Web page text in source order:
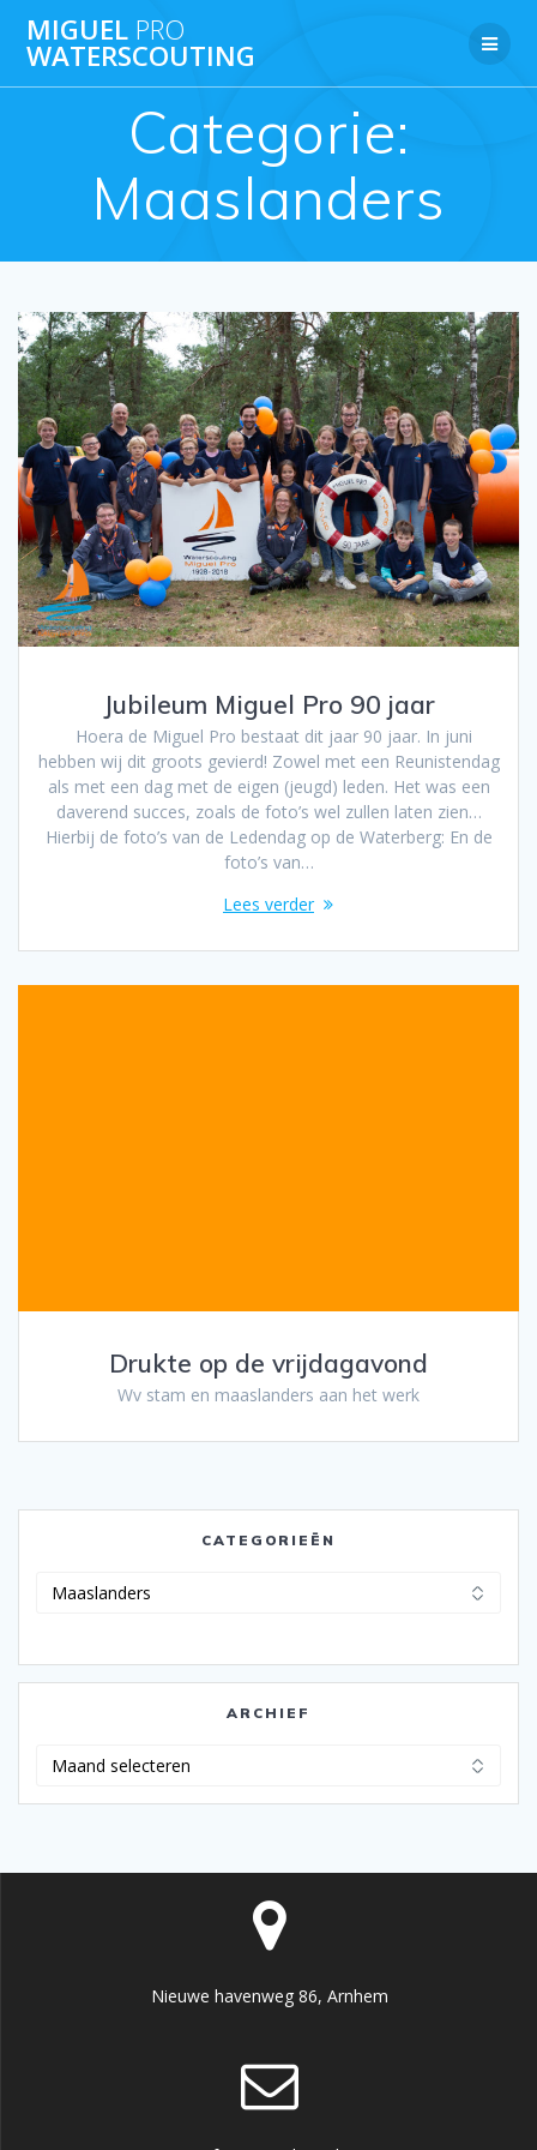
inhoud
MIGUEL PRO
WATERSCOUTING
Categorie:
Maaslanders
Jubileum Miguel Pro 90 jaar
Hoera de Miguel Pro bestaat dit jaar 90 jaar. In juni
hebben wij dit groots gevierd! Zowel met een Reunistendag
als met een dag met de eigen (jeugd) leden. Het was een
daverend succes, zoals de foto’s wel zullen laten zien…
Hierbij de foto’s van de Ledendag op de Waterberg: En de
foto’s van…
Lees verder
Drukte op de vrijdagavond
Wv stam en maaslanders aan het werk
CATEGORIEËN
ARCHIEF
Nieuwe havenweg 86, Arnhem